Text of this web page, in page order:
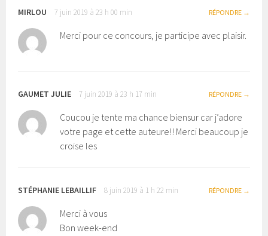
MIRLOU 7 juin 2019 à 23 h 00 min RÉPONDRE
Merci pour ce concours, je participe avec plaisir.
GAUMET JULIE 7 juin 2019 à 23 h 17 min RÉPONDRE
Coucou je tente ma chance biensur car j’adore
votre page et cette auteure!! Merci beaucoup je
croise les
STÉPHANIE LEBAILLIF 8 juin 2019 à 1 h 22 min RÉPONDRE
Merci à vous
Bon week-end